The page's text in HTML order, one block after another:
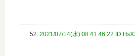
52: 2021/07/14(水) 08:41:46.22